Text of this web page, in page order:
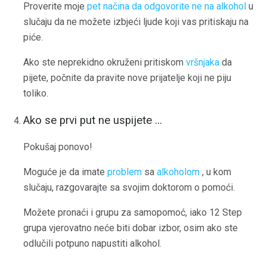
Proverite moje pet načina da odgovorite ne na alkohol u
slučaju da ne možete izbjeći ljude koji vas pritiskaju na
piće.
Ako ste neprekidno okruženi pritiskom vršnjaka da
pijete, počnite da pravite nove prijatelje koji ne piju
toliko.
Ako se prvi put ne uspijete ...
Pokušaj ponovo!
Moguće je da imate problem sa alkoholom , u kom
slučaju, razgovarajte sa svojim doktorom o pomoći.
Možete pronaći i grupu za samopomoć, iako 12 Step
grupa vjerovatno neće biti dobar izbor, osim ako ste
odlučili potpuno napustiti alkohol.